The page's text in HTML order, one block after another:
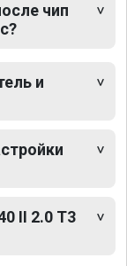
чип
и
II 2.0 T3